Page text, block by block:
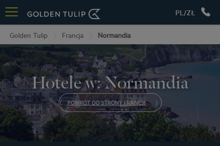
PL/ZŁ
Golden Tulip Francja Normandia
Hotele w: Normandia
POWRÓT DO STRONY FRANCJI